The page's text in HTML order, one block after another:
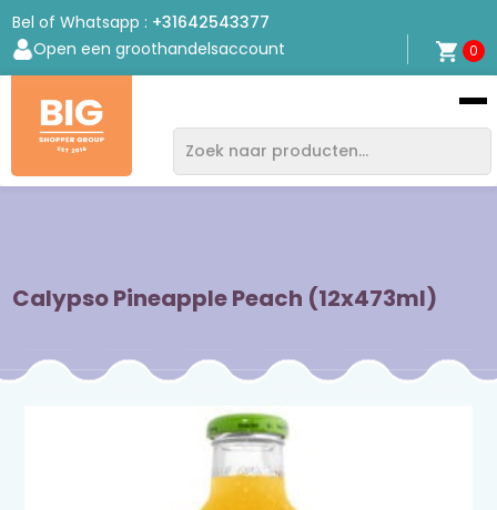
Bel of Whatsapp : +31642543377
Open een groothandelsaccount
0
Bigshopper
Group
Calypso Pineapple Peach (12x473ml)